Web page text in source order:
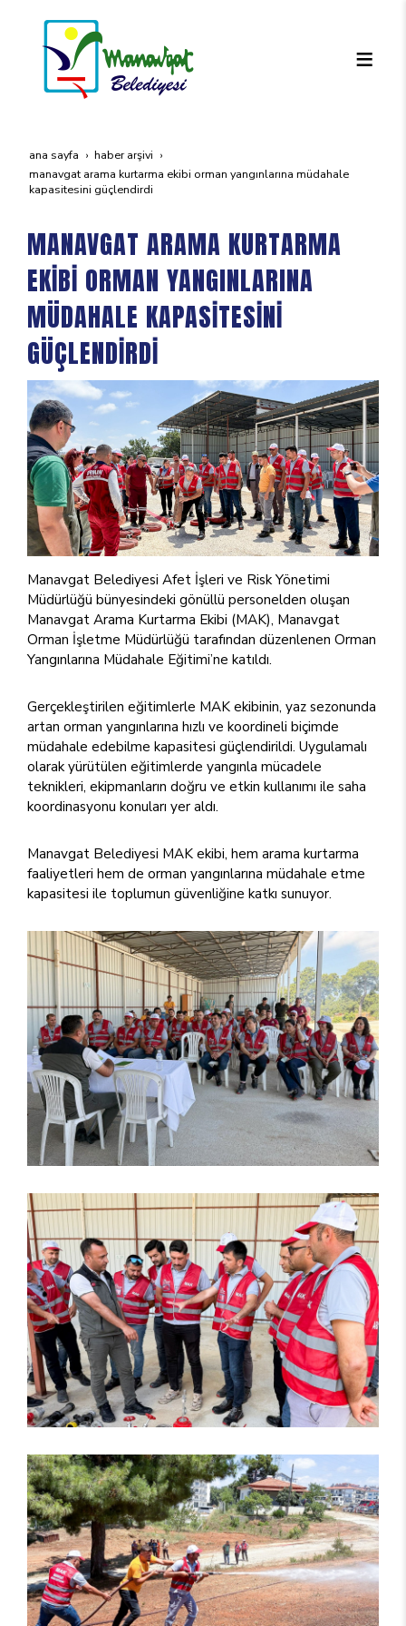
ana sayfa
haber arşivi
manavgat arama kurtarma eki̇bi̇ orman yanginlarina müdahale
kapasi̇tesi̇ni̇ güçlendi̇rdi̇
MANAVGAT ARAMA KURTARMA
EKİBİ ORMAN YANGINLARINA
MÜDAHALE KAPASİTESİNİ
GÜÇLENDİRDİ
Manavgat Belediyesi Afet İşleri ve Risk Yönetimi
Müdürlüğü bünyesindeki gönüllü personelden oluşan
Manavgat Arama Kurtarma Ekibi (MAK), Manavgat
Orman İşletme Müdürlüğü tarafından düzenlenen Orman
Yangınlarına Müdahale Eğitimi’ne katıldı.
Gerçekleştirilen eğitimlerle MAK ekibinin, yaz sezonunda
artan orman yangınlarına hızlı ve koordineli biçimde
müdahale edebilme kapasitesi güçlendirildi. Uygulamalı
olarak yürütülen eğitimlerde yangınla mücadele
teknikleri, ekipmanların doğru ve etkin kullanımı ile saha
koordinasyonu konuları yer aldı.
Manavgat Belediyesi MAK ekibi, hem arama kurtarma
faaliyetleri hem de orman yangınlarına müdahale etme
kapasitesi ile toplumun güvenliğine katkı sunuyor.